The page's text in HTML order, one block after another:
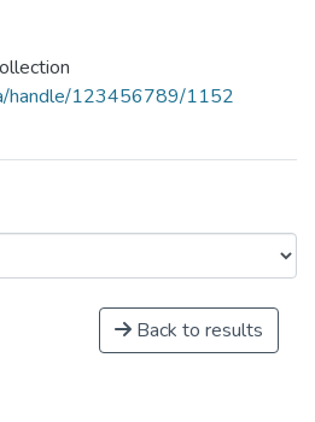
handle/123456789/1152
Back to results